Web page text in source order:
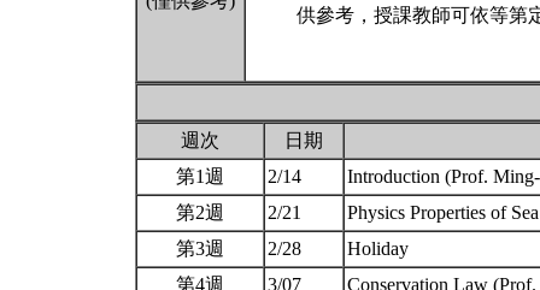
供參考，授課教師可依等第
週次
日期
第1週
2/14
Introduction (Prof.
第2週
2/21
Physics Properties of
第3週
2/28
Holiday
第4週
3/07
Conservation Law